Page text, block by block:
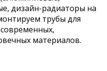
дизайн-радиаторы на
трубы для
материалов.